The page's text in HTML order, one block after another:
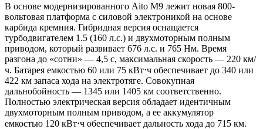
В основе модернизированного Aito M9 лежит новая 800-
вольтовая платформа с силовой электроникой на основе
карбида кремния. Гибридная версия оснащается
турбодвигателем 1.5 (160 л.с.) и двухмоторным полным
приводом, который развивает 676 л.с. и 765 Нм. Время
разгона до «сотни» — 4,5 с, максимальная скорость — 220 км/
ч. Батарея емкостью 60 или 75 кВт⋅ч обеспечивает до 340 или
422 км запаса хода на электротяге. Совокупная
дальнобойность — 1345 или 1405 км соответственно.
Полностью электрическая версия обладает идентичным
двухмоторным полным приводом, а ее аккумулятор
емкостью 120 кВт⋅ч обеспечивает дальность хода до 715 км.